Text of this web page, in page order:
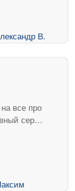
все про
сер…